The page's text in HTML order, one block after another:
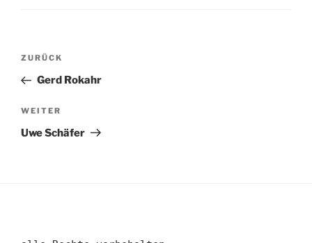
Beitragsnavigation
Vorheriger
Beitrag
ZURÜCK
Gerd Rokahr
Nächster
Beitrag
WEITER
Uwe Schäfer